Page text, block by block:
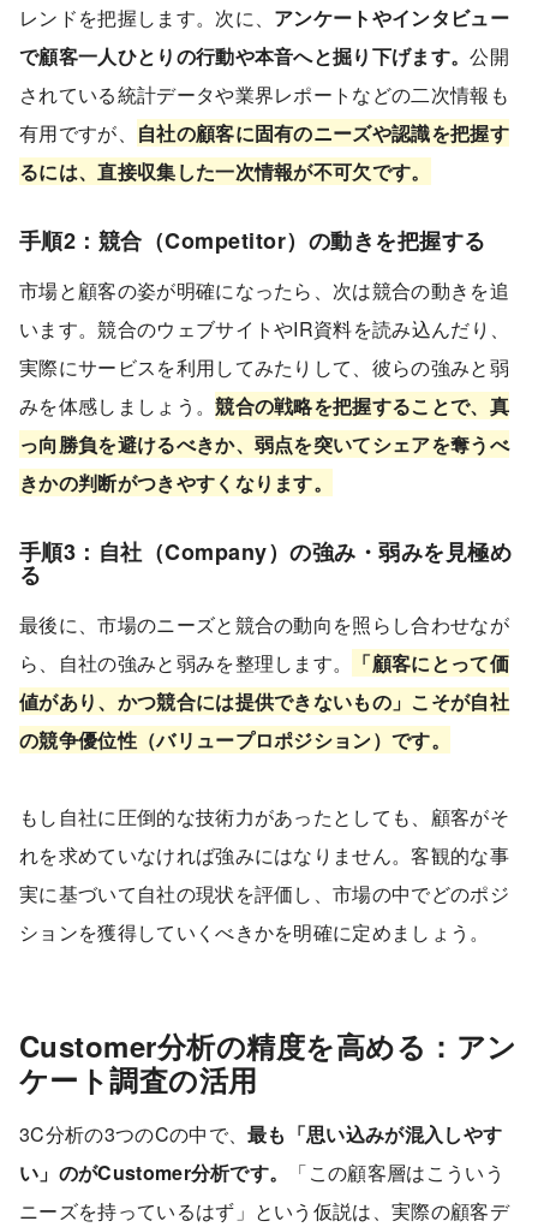
レンドを把握します。次に、 アンケートやインタビュー
で顧客一人ひとりの行動や本音へと掘り下げます。公開
されている統計データや業界レポートなどの二次情報も
有用ですが、 自社の顧客に固有のニーズや認識を把握す
るには、直接収集した一次情報が不可欠です。
手順2：競合（Competitor）の動きを把握する
市場と顧客の姿が明確になったら、次は競合の動きを追
います。競合のウェブサイトやIR資料を読み込んだり、
実際にサービスを利用してみたりして、彼らの強みと弱
みを体感しましょう。競合の戦略を把握することで、真
っ向勝負を避けるべきか、弱点を突いてシェアを奪うべ
きかの判断がつきやすくなります。
手順3：自社（Company）の強み・弱みを見極め
る
最後に、市場のニーズと競合の動向を照らし合わせなが
ら、自社の強みと弱みを整理します。
「顧客にとって価
値があり、かつ競合には提供できないもの」こそが自社
の競争優位性（バリュープロポジション）です。
もし自社に圧倒的な技術力があったとしても、顧客がそ
れを求めていなければ強みにはなりません。客観的な事
実に基づいて自社の現状を評価し、市場の中でどのポジ
ションを獲得していくべきかを明確に定めましょう。
Customer分析の精度を高める：アン
ケート調査の活用
3C分析の3つのCの中で、最も「思い込みが混入しやす
い」のがCustomer分析です。
「この顧客層はこういう
ニーズを持っているはず」という仮説は、実際の顧客デ